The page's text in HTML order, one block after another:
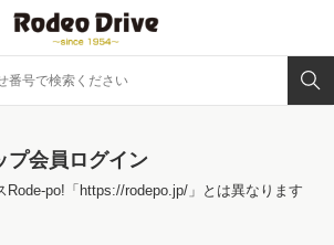
プ会員ログイン
Rode-po! 「https://rodepo.jp/」 とは異なります